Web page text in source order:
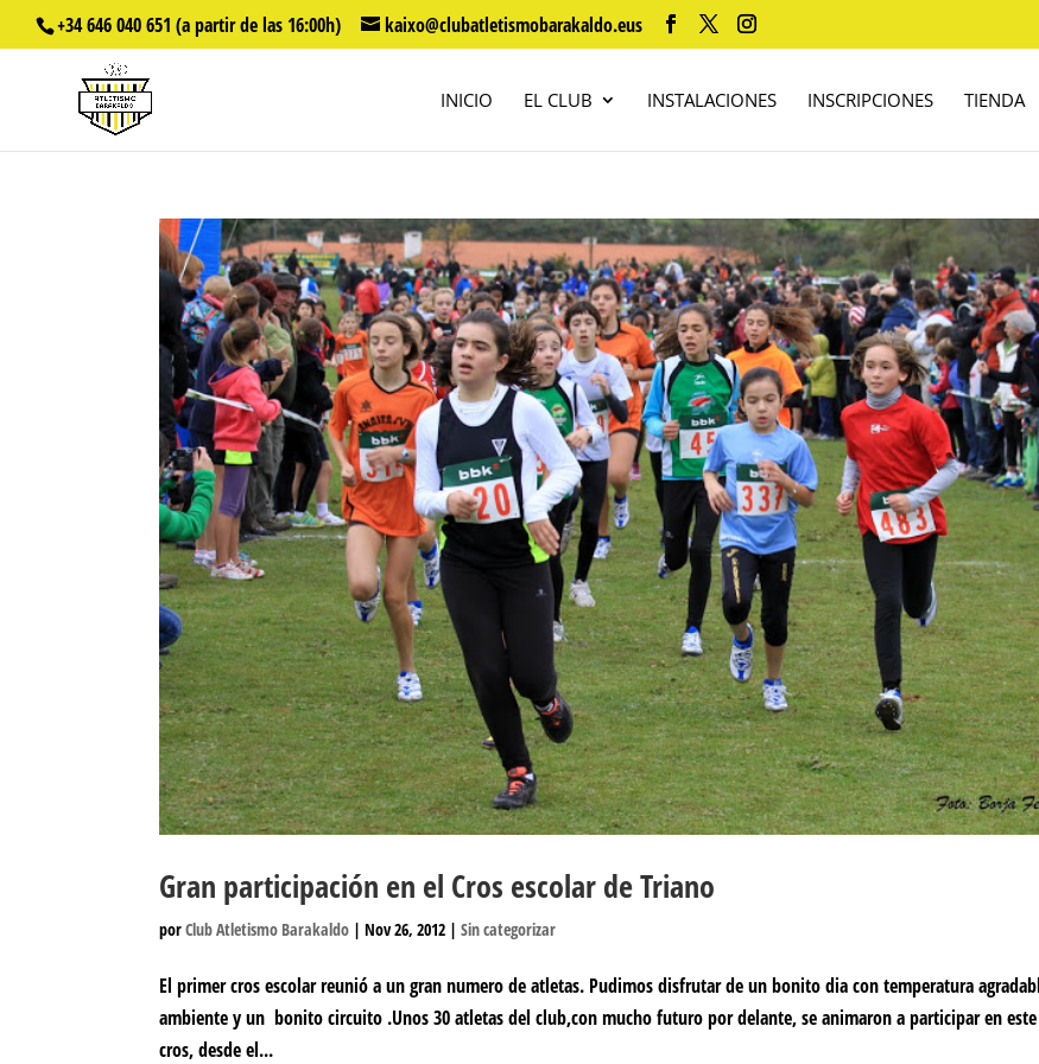
+34 646 040 651 (a partir de las 16:00h) kaixo@clubatletismobarakaldo.eus
INICIO EL CLUB INSTALACIONES INSCRIPCIONES TIENDA
Gran participación en el Cros escolar de Triano
porClub Atletismo Barakaldo |Nov 26, 2012 |Sin categorizar
El primer cros escolar reunió a un gran numero de atletas. Pudimos disfrutar de un bonito dia con temperatura
ambiente y un bonito circuito .Unos 30 atletas del club,con mucho futuro por delante, se animaron a participar en
cros, desde el...